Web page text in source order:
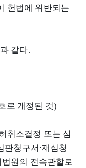
헌법에 위반되는
같다.
로 개정된 것)
취소결정 또는 심
판청구서⋅재심청
원의 전속관할로